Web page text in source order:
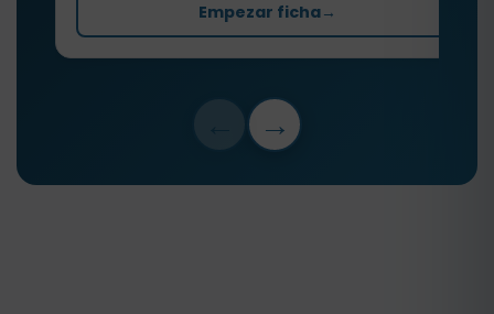
Empezar ficha→
→